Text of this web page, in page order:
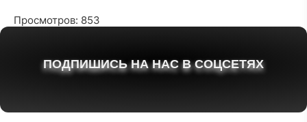
Просмотров: 853
ПОДПИШИСЬ НА НАС В СОЦСЕТЯХ